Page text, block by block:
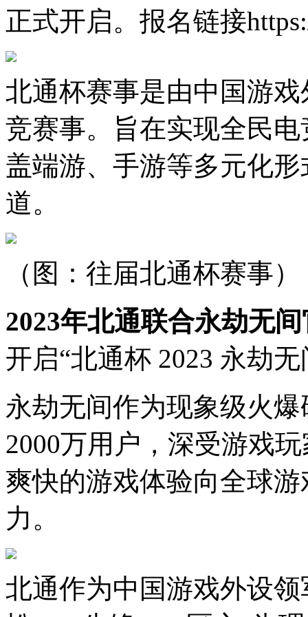
正式开启。报名链接
北通杯赛事是由中国游
竞赛事。旨在实现全民
盖端游、手游等多元化
道。
（图：往届北通杯赛事）
2023年北通联合永劫无
开启“北通杯 2023 永劫
永劫无间作为现象级火
2000万用户，深受游戏
爽快的游戏体验向全球
力。
北通作为中国游戏外设